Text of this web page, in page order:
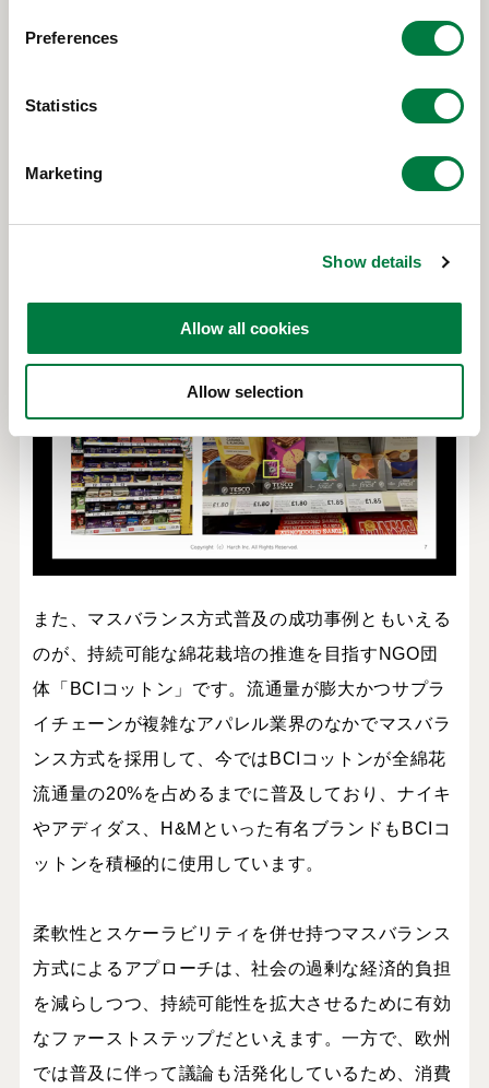
Preferences
Statistics
Marketing
Show details
Allow all cookies
Allow selection
いるマークが付いている商品もあります。さらに、
コーナーに並ぶほとんどの商品にレインフォレス
ています。決して高価格帯のスーパーではない
また、マスバランス方式普及の成功事例ともいえる
のが、持続可能な綿花栽培の推進を目指すNGO団
体「BCIコットン」です。流通量が膨大かつサプラ
イチェーンが複雑なアパレル業界のなかでマスバラ
ンス方式を採用して、今ではBCIコットンが全綿花
流通量の20%を占めるまでに普及しており、ナイキ
やアディダス、H&Mといった有名ブランドもBCIコ
ットンを積極的に使用しています。
柔軟性とスケーラビリティを併せ持つマスバランス
方式によるアプローチは、社会の過剰な経済的負担
を減らしつつ、持続可能性を拡大させるために有効
なファーストステップだといえます。一方で、欧州
では普及に伴って議論も活発化しているため、消費